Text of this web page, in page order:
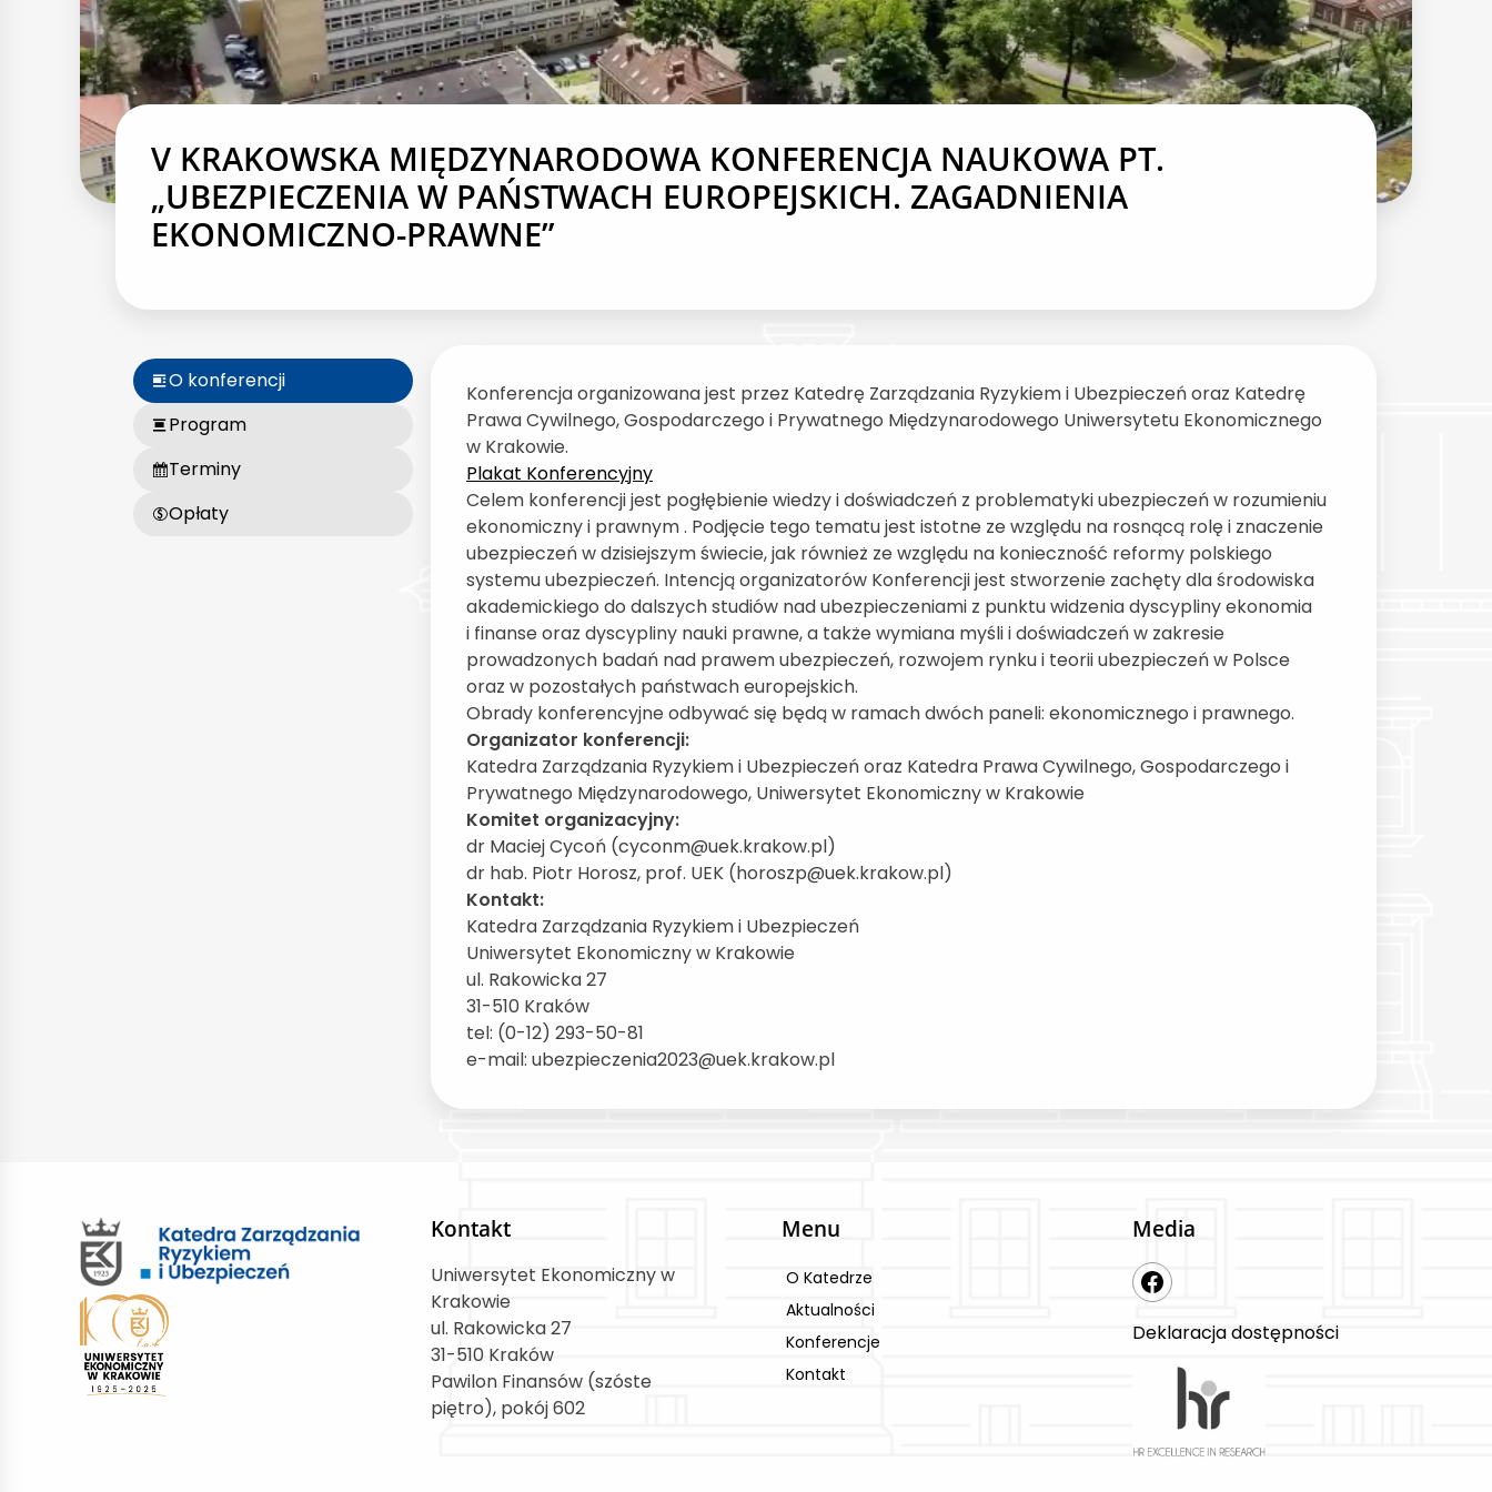
V KRAKOWSKA MIĘDZYNARODOWA KONFERENCJA NAUKOWA PT.
„UBEZPIECZENIA W PAŃSTWACH EUROPEJSKICH. ZAGADNIENIA
EKONOMICZNO-PRAWNE”
O konferencji
Program
Terminy
Opłaty
Konferencja organizowana jest przez Katedrę Zarządzania Ryzykiem i Ubezpieczeń oraz Katedrę
Prawa Cywilnego, Gospodarczego i Prywatnego Międzynarodowego Uniwersytetu Ekonomicznego
w Krakowie.
Plakat Konferencyjny
Celem konferencji jest pogłębienie wiedzy i doświadczeń z problematyki ubezpieczeń w rozumieniu
ekonomiczny i prawnym . Podjęcie tego tematu jest istotne ze względu na rosnącą rolę i znaczenie
ubezpieczeń w dzisiejszym świecie, jak również ze względu na konieczność reformy polskiego
systemu ubezpieczeń. Intencją organizatorów Konferencji jest stworzenie zachęty dla środowiska
akademickiego do dalszych studiów nad ubezpieczeniami z punktu widzenia dyscypliny ekonomia
i finanse oraz dyscypliny nauki prawne, a także wymiana myśli i doświadczeń w zakresie
prowadzonych badań nad prawem ubezpieczeń, rozwojem rynku i teorii ubezpieczeń w Polsce
oraz w pozostałych państwach europejskich.
Obrady konferencyjne odbywać się będą w ramach dwóch paneli: ekonomicznego i prawnego.
Organizator konferencji:
Katedra Zarządzania Ryzykiem i Ubezpieczeń oraz Katedra Prawa Cywilnego, Gospodarczego i
Prywatnego Międzynarodowego, Uniwersytet Ekonomiczny w Krakowie
Komitet organizacyjny:
dr Maciej Cycoń (cyconm@uek.krakow.pl)
dr hab. Piotr Horosz, prof. UEK (horoszp@uek.krakow.pl)
Kontakt:
Katedra Zarządzania Ryzykiem i Ubezpieczeń
Uniwersytet Ekonomiczny w Krakowie
ul. Rakowicka 27
31-510 Kraków
tel: (0-12) 293-50-81
e-mail: ubezpieczenia2023@uek.krakow.pl
Kontakt
Uniwersytet Ekonomiczny w
Krakowie
ul. Rakowicka 27
31-510 Kraków
Pawilon Finansów (szóste
piętro), pokój 602
Menu
O Katedrze
Aktualności
Konferencje
Kontakt
Media
Deklaracja dostępności